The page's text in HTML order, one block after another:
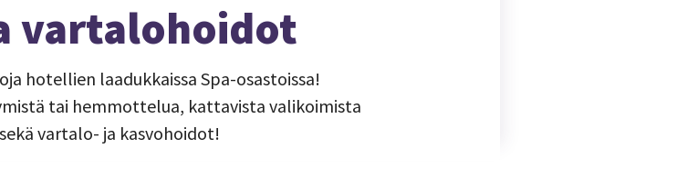
vartalohoidot
hotellien laadukkaissa Spa-osastoissa!
tai hemmottelua, kattavista valikoimista
vartalo- ja kasvohoidot!